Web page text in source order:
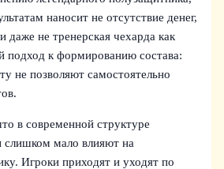
наносит не отсутствие денег,
даже не тренерская чехарда как
подход к формированию состава:
не позволяют самостоятельно
в современной структуре
слишком мало влияют на
Игроки приходят и уходят по